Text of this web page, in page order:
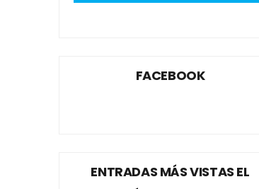
FACEBOOK
ENTRADAS MÁS VISTAS EL